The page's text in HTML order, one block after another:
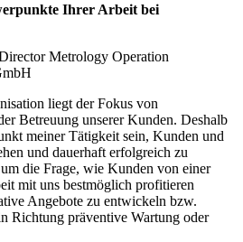
Ihrer Arbeit bei
liegt der Fokus von
Betreuung unserer Kunden. Deshalb
meiner Tätigkeit sein, Kunden und
und dauerhaft erfolgreich zu
die Frage, wie Kunden von einer
mit uns bestmöglich profitieren
Angebote zu entwickeln bzw.
Richtung präventive Wartung oder